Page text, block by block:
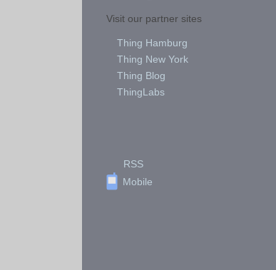
Visit our partner sites
Thing Hamburg
Thing New York
Thing Blog
ThingLabs
RSS
Mobile